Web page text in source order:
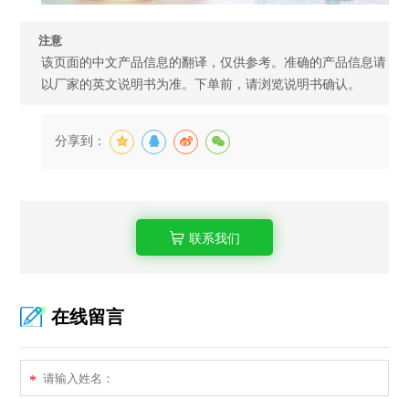
注意
该页面的中文产品信息的翻译，仅供参考。准确的产品信息请
以厂家的英文说明书为准。下单前，请浏览说明书确认。
分享到：
联系我们
在线留言
*